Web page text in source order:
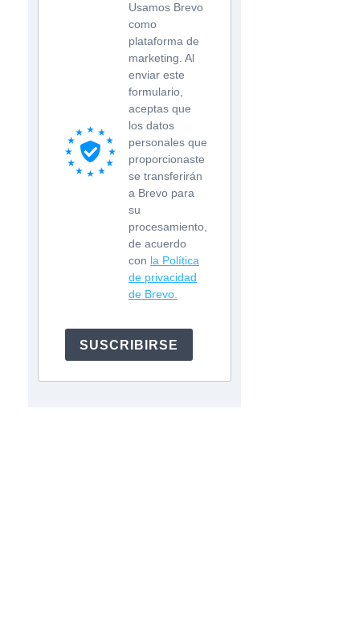
Usamos Brevo
como
plataforma de
marketing. Al
enviar este
formulario,
aceptas que
los datos
personales que
proporcionaste
se transferirán
a Brevo para
su
procesamiento,
de acuerdo
con la Política
de privacidad
de Brevo.
SUSCRIBIRSE